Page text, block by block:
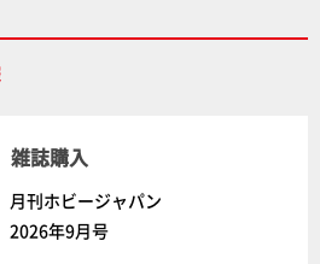
雑誌購入
月刊ホビージャパン
2026年9月号